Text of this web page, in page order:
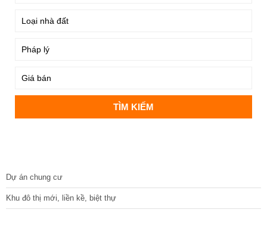
Dự án chung cư
Khu đô thị mới, liền kề, biệt thự